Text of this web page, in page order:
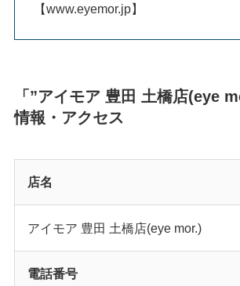
【www.eyemor.jp】
「”アイモア 豊田 土橋店(eye
情報・アクセス
店名
アイモア 豊田 土橋店(eye mor.)
電話番号